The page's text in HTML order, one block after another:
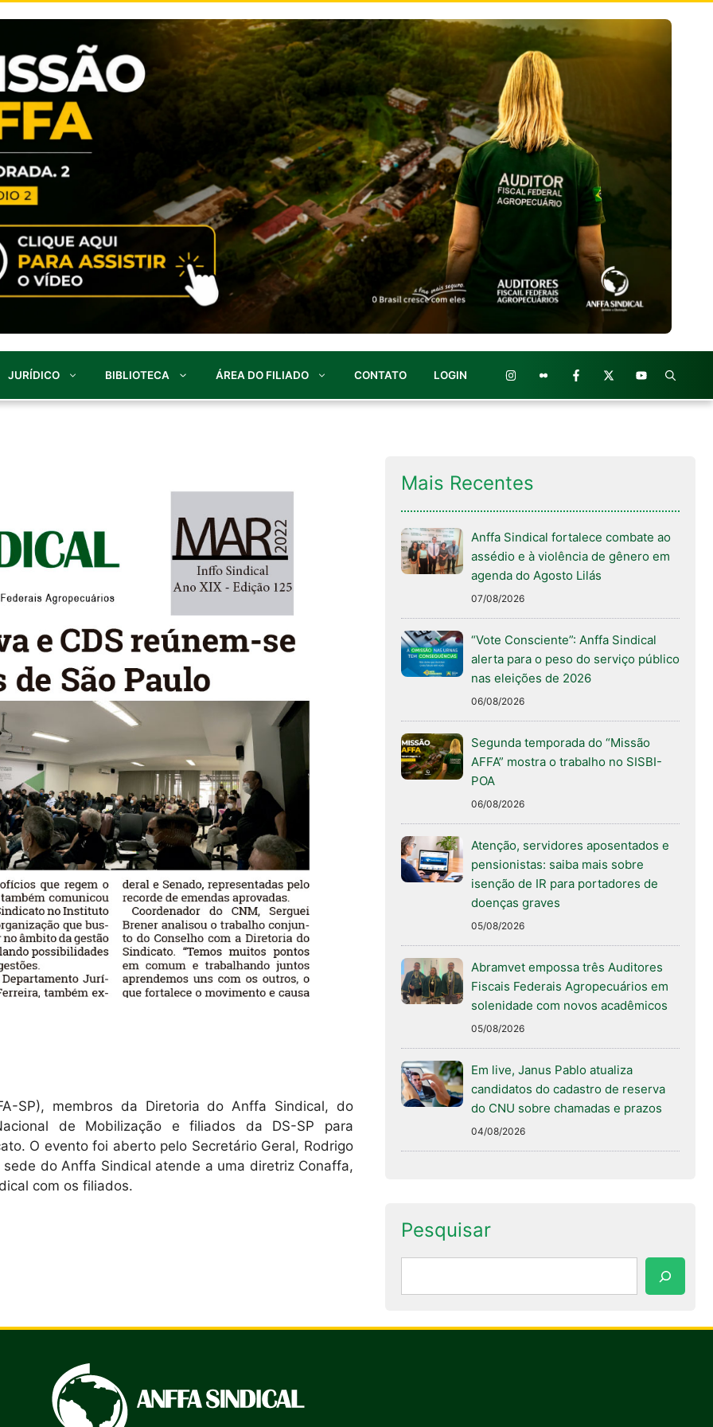
JURÍDICO BIBLIOTECA ÁREA DO FILIADO CONTATO LOGIN
SP), membros da Diretoria do Anffa Sindical, do
de Mobilização e filiados da DS-SP para
O evento foi aberto pelo Secretário Geral, Rodrigo
do Anffa Sindical atende a uma diretriz Conaffa,
com os filiados.
Mais Recentes
Anffa Sindical fortalece combate ao
assédio e à violência de gênero em
agenda do Agosto Lilás
07/08/2026
“Vote Consciente”: Anffa Sindical
alerta para o peso do serviço público
nas eleições de 2026
06/08/2026
Segunda temporada do “Missão
AFFA” mostra o trabalho no SISBI-
POA
06/08/2026
Atenção, servidores aposentados e
pensionistas: saiba mais sobre
isenção de IR para portadores de
doenças graves
05/08/2026
Abramvet empossa três Auditores
Fiscais Federais Agropecuários em
solenidade com novos acadêmicos
05/08/2026
Em live, Janus Pablo atualiza
candidatos do cadastro de reserva
do CNU sobre chamadas e prazos
04/08/2026
Pesquisar